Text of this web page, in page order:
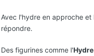
Avec l'hydre en approche et
répondre.
Des figurines comme l'Hydre